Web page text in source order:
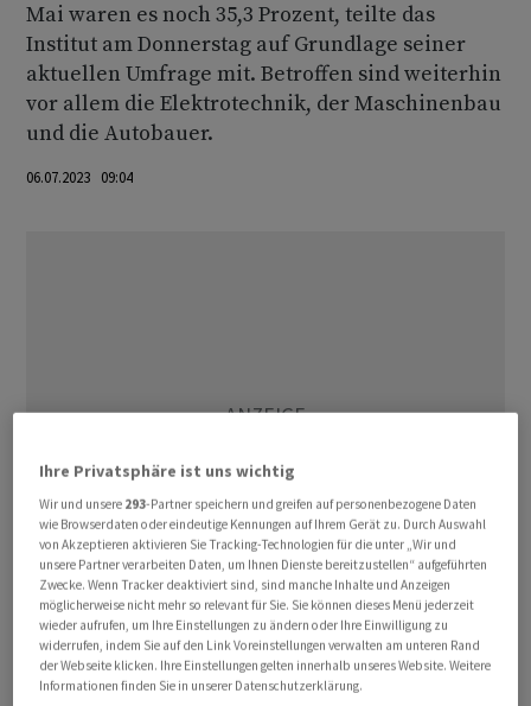
Mai waren es noch 35,3 Prozent, teilte das
Institut am Donnerstag auf Grundlage seiner
aktuellen Umfrage mit. Betroffen sind weiterhin
vor allem die Elektrotechnik, der Maschinenbau
und die Autobauer.
06.07.2023 09:04
Der langfristige Mittelwert von 15,2 Prozent sei
allerdings noch immer deutlich überschritten. "Die
Entspannung kann dem Stimmungsabschwung in der
Ihre Privatsphäre ist uns wichtig
Wir und unsere 293-Partner speichern und greifen auf personenbezogene Daten
wie Browserdaten oder eindeutige Kennungen auf Ihrem Gerät zu. Durch Auswahl
von Akzeptieren aktivieren Sie Tracking-Technologien für die unter „Wir und
unsere Partner verarbeiten Daten, um Ihnen Dienste bereitzustellen“ aufgeführten
Zwecke. Wenn Tracker deaktiviert sind, sind manche Inhalte und Anzeigen
möglicherweise nicht mehr so relevant für Sie. Sie können dieses Menü jederzeit
wieder aufrufen, um Ihre Einstellungen zu ändern oder Ihre Einwilligung zu
widerrufen, indem Sie auf den Link Voreinstellungen verwalten am unteren Rand
der Webseite klicken. Ihre Einstellungen gelten innerhalb unseres Website. Weitere
Informationen finden Sie in unserer Datenschutzerklärung.